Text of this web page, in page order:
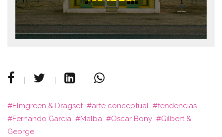
Elmgreen & Dragset arte conceptual
tendencias
Fernando García
Malba Oscar Bony
Gilbert &
George